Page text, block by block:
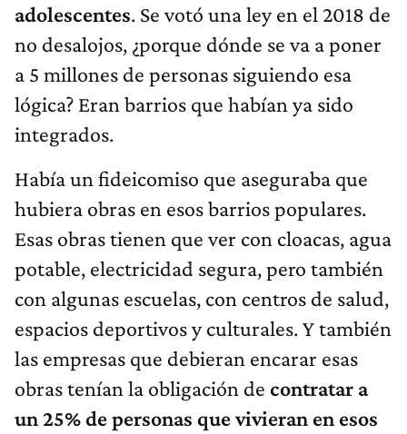
adolescentes. Se votó una ley en el 2018 de
no desalojos, ¿porque dónde se va a poner
a 5 millones de personas siguiendo esa
lógica? Eran barrios que habían ya sido
integrados.
Había un fideicomiso que aseguraba que
hubiera obras en esos barrios populares.
Esas obras tienen que ver con cloacas, agua
potable, electricidad segura, pero también
con algunas escuelas, con centros de salud,
espacios deportivos y culturales. Y también
las empresas que debieran encarar esas
obras tenían la obligación de contratar a
un 25% de personas que vivieran en esos